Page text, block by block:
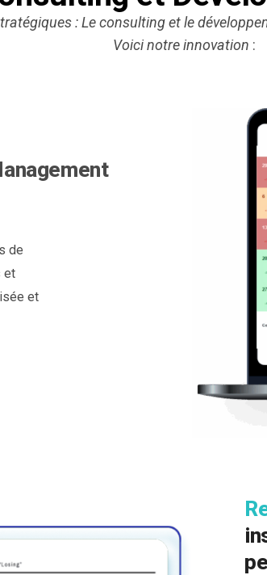
: Le consulting et le
Voici notre innovation :
de
et
et